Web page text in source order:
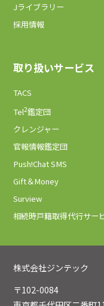
Jライブラリー
採用情報
取り扱いサービス
TACS
Tel2鑑定団
クレンジャー
官報情報鑑定団
Push!Chat SMS
Gift＆Money
Surview
相続時戸籍取得代行サー
株式会社ジンテック
〒102-0084